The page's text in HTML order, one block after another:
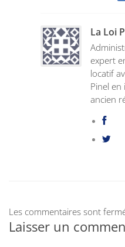
La Loi
expert
locatif
Pinel
ancien
Les commentaires sont
Laisser un